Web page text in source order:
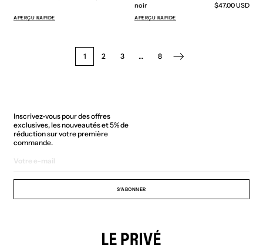
de
APERÇU RAPIDE
noir
régulier
de
$47.00 USD
APERÇU RAPIDE
1 2 3 … 8
Inscrivez-vous pour des offres
exclusives, les nouveautés et 5% de
réduction sur votre première
commande.
Votre
e-
S'ABONNER